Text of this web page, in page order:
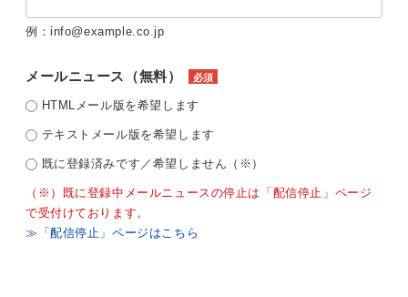
例：info@example.co.jp
メールニュース（無料） 必須
HTMLメール版を希望します
テキストメール版を希望します
既に登録済みです／希望しません（※）
（※）既に登録中メールニュースの停止は「配信停止」ページ
で受付けております。
≫「配信停止」ページはこちら